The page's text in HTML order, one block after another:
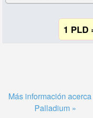
1 PLD
Más información
Palladium »